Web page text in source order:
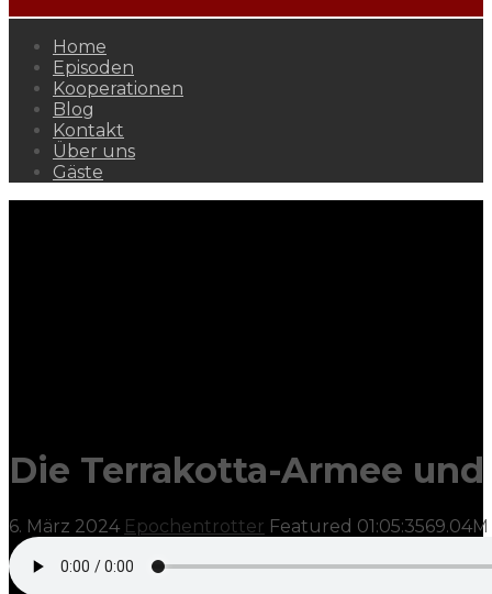
Home
Episoden
Kooperationen
Blog
Kontakt
Über uns
Gäste
Die Terrakotta-Armee
6. März 2024 Epochentrotter Featured 01:05:3569.04M